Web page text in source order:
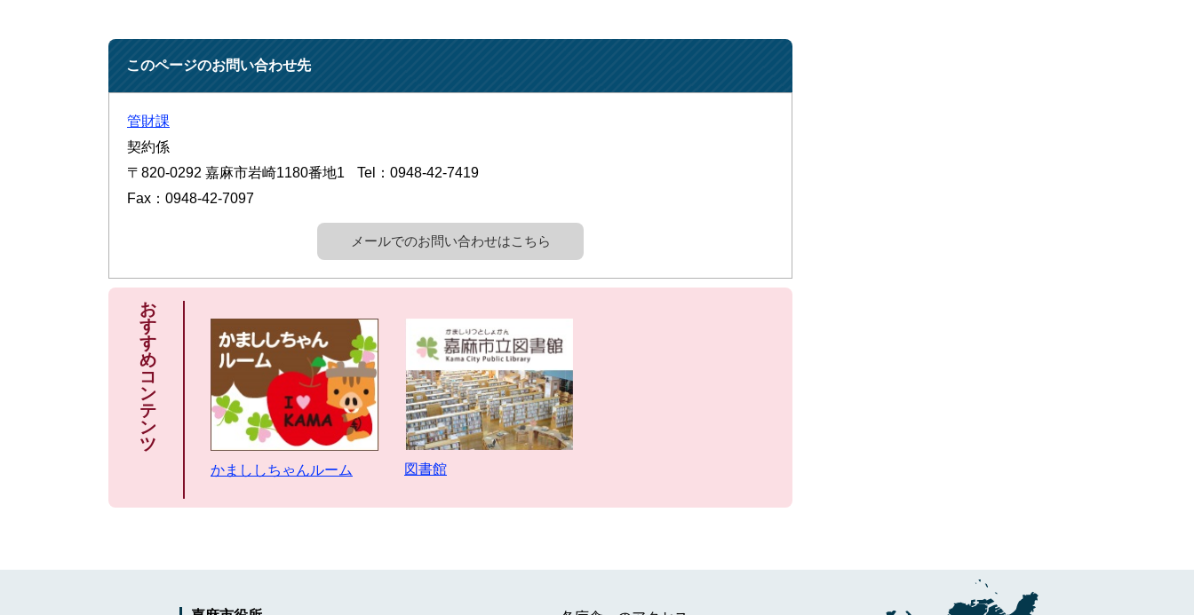
このページのお問い合わせ先
管財課
契約係
〒820-0292 嘉麻市岩崎1180番地1
Tel：0948-42-7419
Fax：0948-42-7097
メールでのお問い合わせはこちら
お
す
す
め
コ
ン
テ
ン
ツ
かまししちゃんルーム 図書館